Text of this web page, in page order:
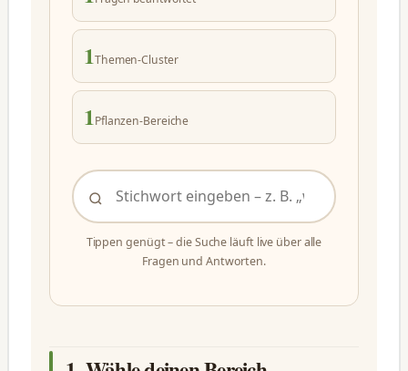
1Themen-Cluster
1Pflanzen-Bereiche
Tippen genügt – die Suche läuft live über alle
Fragen und Antworten.